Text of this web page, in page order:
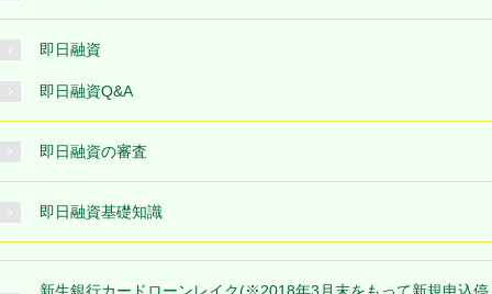
即日融資
即日融資Q&A
即日融資の審査
即日融資基礎知識